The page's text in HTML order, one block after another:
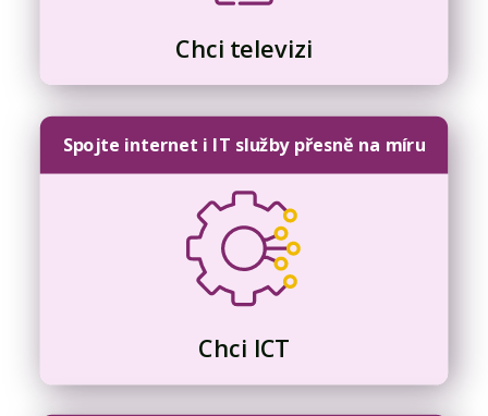
Chci televizi
Spojte internet i IT služby přesně na míru
Chci ICT